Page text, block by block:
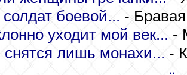
боевой... -
уходит мой век... -
лишь монахи... -